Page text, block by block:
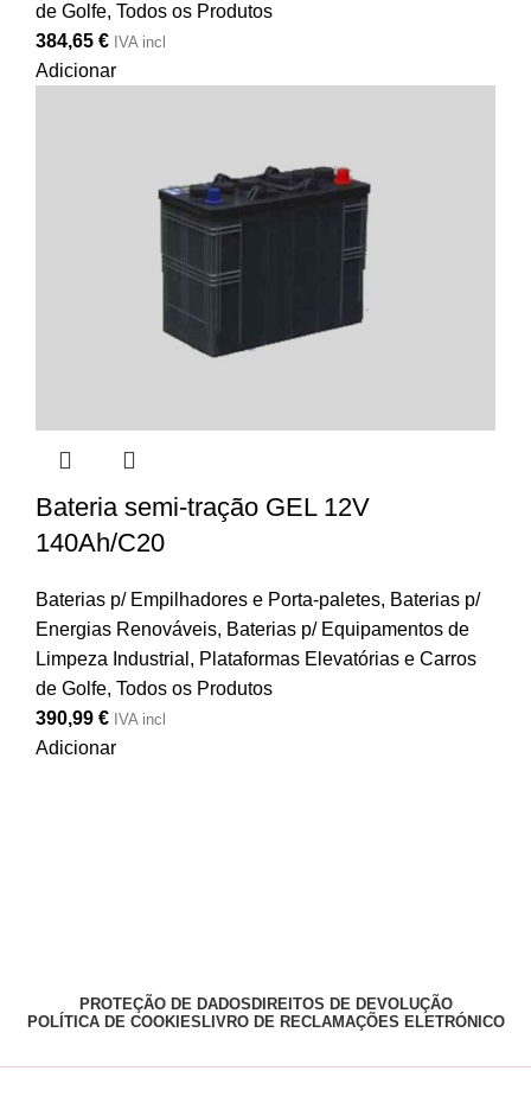
de Golfe, Todos os Produtos
384,65 € IVA incl
Adicionar
Bateria semi-tração GEL 12V
140Ah/C20
Baterias p/ Empilhadores e Porta-paletes, Baterias p/
Energias Renováveis, Baterias p/ Equipamentos de
Limpeza Industrial, Plataformas Elevatórias e Carros
de Golfe, Todos os Produtos
390,99 € IVA incl
Adicionar
PROTEÇÃO DE DADOS DIREITOS DE DEVOLUÇÃO
POLÍTICA DE COOKIES LIVRO DE RECLAMAÇÕES ELETRÓNICO